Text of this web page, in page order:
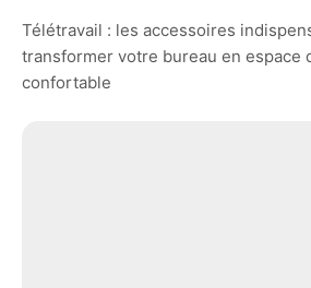
Télétravail : les accessoires
transformer votre bureau en espace
confortable